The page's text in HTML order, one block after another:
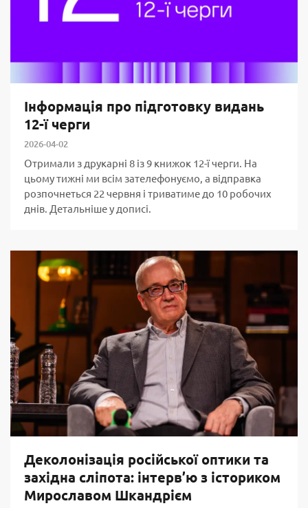
Інформація про підготовку видань
12-ї черги
2026-04-02
Отримали з друкарні 8 із 9 книжок 12-ї черги. На
цьому тижні ми всім зателефонуємо, а відправка
розпочнеться 22 червня і триватиме до 10 робочих
днів. Детальніше у дописі.
Деколонізація російської оптики та
західна сліпота: інтерв’ю з істориком
Мирославом Шкандрієм